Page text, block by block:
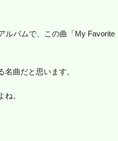
ルバムで、この曲「My Favorite
曲だと思います。
。